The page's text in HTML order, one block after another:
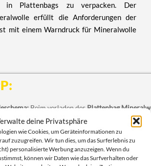
deine Privatsphäre
wie Cookies, um Geräteinformationen zu
zuzugreifen. Wir tun dies, um das Surferlebnis zu
personalisierte Werbung anzuzeigen. Wenn du
können wir Daten wie das Surfverhalten oder
in Plattenbags zu verpacken. Der
erfüllt die Anforderungen der
mit einem Warndruck für Mineralwolle
Beim verladen des Plattenbag
in einen